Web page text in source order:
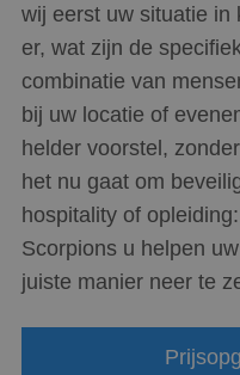
wij eerst uw situatie in
er, wat zijn de
combinatie van
bij uw locatie of
helder voorstel,
het nu gaat om
hospitality of
Scorpions u helpen
juiste manier neer te